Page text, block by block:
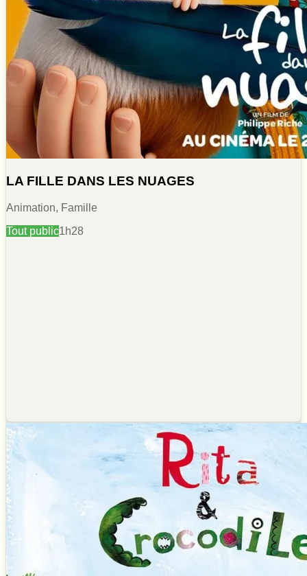
LA FILLE DANS LES NUAGES
Animation, Famille
Tout public1h28